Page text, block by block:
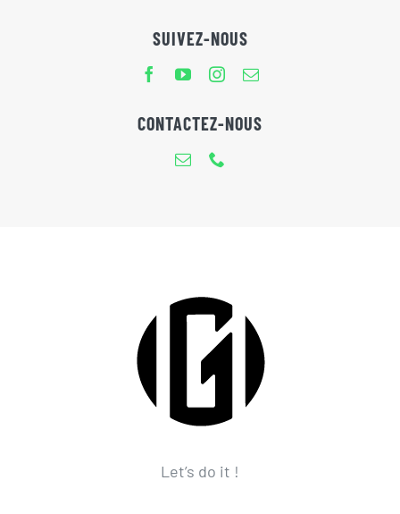
SUIVEZ-NOUS
CONTACTEZ-NOUS
Let’s do it !